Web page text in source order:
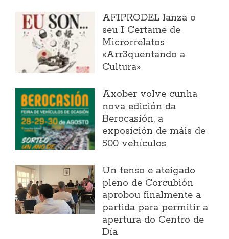
AFIPRODEL lanza o
seu I Certame de
Microrrelatos
«Arr3quentando a
Cultura»
Axober volve cunha
nova edición da
Berocasión, a
exposición de máis de
500 vehículos
Un tenso e ateigado
pleno de Corcubión
aprobou finalmente a
partida para permitir a
apertura do Centro de
Día